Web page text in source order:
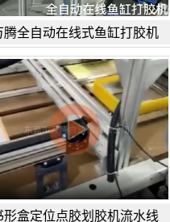
腾全自动在线式鱼缸打胶机
形盒定位点胶划胶机流水线